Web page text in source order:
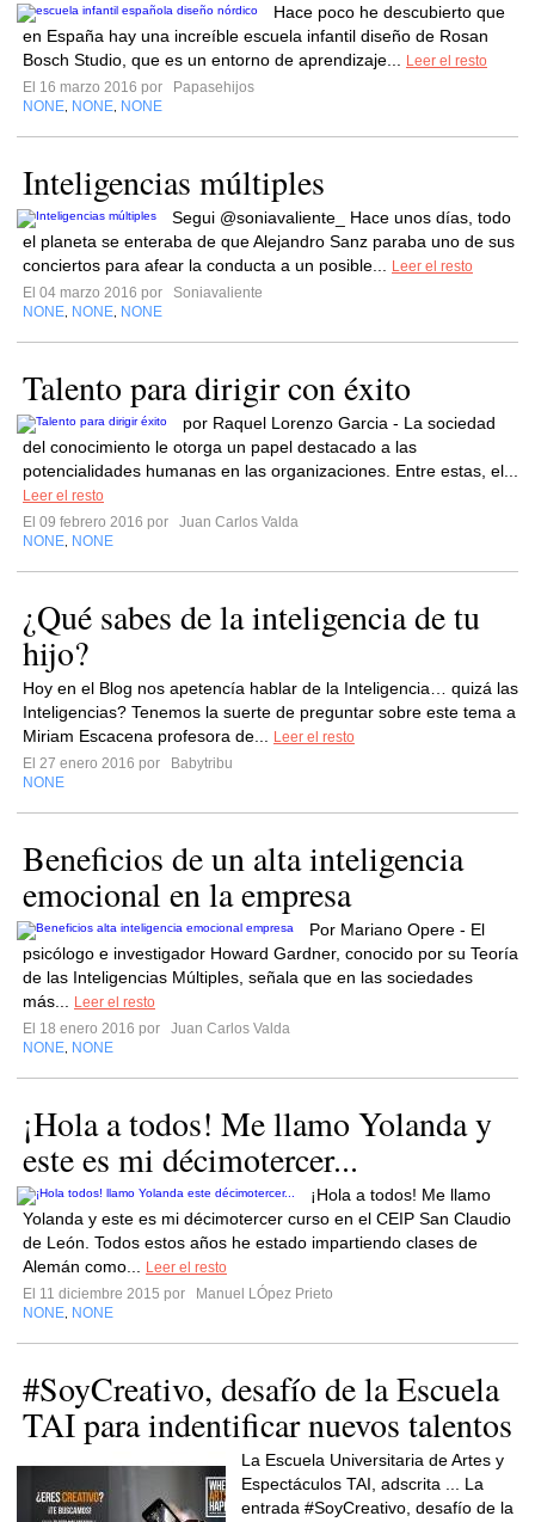
Hace poco he descubierto que
en España hay una increíble escuela infantil diseño de Rosan
Bosch Studio, que es un entorno de aprendizaje...
Leer el resto
El 16 marzo 2016 por
Papasehijos
NONE NONE NONE
Inteligencias múltiples
Segui @soniavaliente_ Hace unos días, todo
el planeta se enteraba de que Alejandro Sanz paraba uno de sus
conciertos para afear la conducta a un posible...
Leer el resto
El 04 marzo 2016 por
Soniavaliente
NONE NONE NONE
Talento para dirigir con éxito
por Raquel Lorenzo Garcia - La sociedad
del conocimiento le otorga un papel destacado a las
potencialidades humanas en las organizaciones. Entre estas, el...
Leer el resto
El 09 febrero 2016 por
Juan Carlos Valda
NONE NONE
¿Qué sabes de la inteligencia de tu
hijo?
Hoy en el Blog nos apetencía hablar de la Inteligencia… quizá las
Inteligencias? Tenemos la suerte de preguntar sobre este tema a
Miriam Escacena profesora de...
Leer el resto
El 27 enero 2016 por
Babytribu
NONE
Beneficios de un alta inteligencia
emocional en la empresa
Por Mariano Opere - El
psicólogo e investigador Howard Gardner, conocido por su Teoría
de las Inteligencias Múltiples, señala que en las sociedades
más...
Leer el resto
El 18 enero 2016 por
Juan Carlos Valda
NONE NONE
¡Hola a todos! Me llamo Yolanda y
este es mi décimotercer...
¡Hola a todos! Me llamo
Yolanda y este es mi décimotercer curso en el CEIP San Claudio
de León. Todos estos años he estado impartiendo clases de
Alemán como...
Leer el resto
El 11 diciembre 2015 por
Manuel LÓpez Prieto
NONE NONE
#SoyCreativo, desafío de la Escuela
TAI para indentificar nuevos talentos
La Escuela Universitaria de Artes y
Espectáculos TAI, adscrita ... La
entrada #SoyCreativo, desafío de la